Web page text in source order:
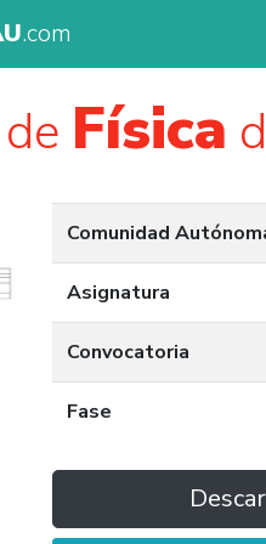
.com
Física
Comunidad
Asignatura
Convocatoria
Fase